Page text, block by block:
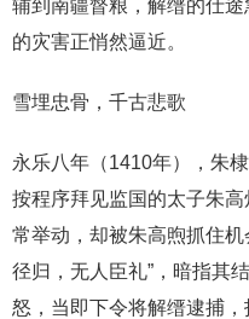
辅到南疆督粮，解缙的仕
的灾害正悄然逼近。
雪埋忠骨，千古悲歌
永乐八年（1410年），朱
按程序拜见监国的太子朱
常举动，却被朱高煦抓住机
径归，无人臣礼”，暗指其
怒，当即下令将解缙逮捕，